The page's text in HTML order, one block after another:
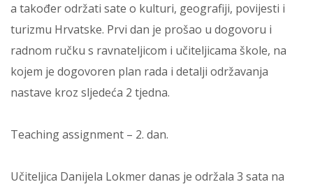
a također održati sate o kulturi, geografiji, povijesti i
turizmu Hrvatske. Prvi dan je prošao u dogovoru i
radnom ručku s ravnateljicom i učiteljicama škole, na
kojem je dogovoren plan rada i detalji održavanja
nastave kroz sljedeća 2 tjedna.
Teaching assignment – 2. dan.
Učiteljica Danijela Lokmer danas je održala 3 sata na